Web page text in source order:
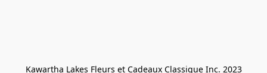
Kawartha Lakes Fleurs et Cadeaux Classique Inc. 2023